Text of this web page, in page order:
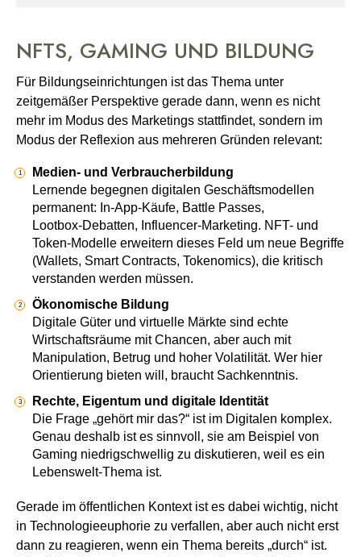
NFTS, GAMING UND BILDUNG
Für Bildungseinrichtungen ist das Thema unter
zeitgemäßer Perspektive gerade dann, wenn es nicht
mehr im Modus des Marketings stattfindet, sondern im
Modus der Reflexion aus mehreren Gründen relevant:
Medien- und Verbraucherbildung
Lernende begegnen digitalen Geschäftsmodellen
permanent: In‑App‑Käufe, Battle Passes,
Lootbox‑Debatten, Influencer‑Marketing. NFT- und
Token-Modelle erweitern dieses Feld um neue Begriffe
(Wallets, Smart Contracts, Tokenomics), die kritisch
verstanden werden müssen.
Ökonomische Bildung
Digitale Güter und virtuelle Märkte sind echte
Wirtschaftsräume mit Chancen, aber auch mit
Manipulation, Betrug und hoher Volatilität. Wer hier
Orientierung bieten will, braucht Sachkenntnis.
Rechte, Eigentum und digitale Identität
Die Frage „gehört mir das?“ ist im Digitalen komplex.
Genau deshalb ist es sinnvoll, sie am Beispiel von
Gaming niedrigschwellig zu diskutieren, weil es ein
Lebenswelt-Thema ist.
Gerade im öffentlichen Kontext ist es dabei wichtig, nicht
in Technologieeuphorie zu verfallen, aber auch nicht erst
dann zu reagieren, wenn ein Thema bereits „durch“ ist.